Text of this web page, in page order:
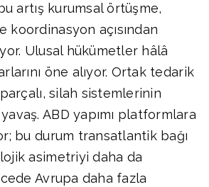
artış kurumsal örtüşme,
koordinasyon açısından
Ulusal hükümetler hâlâ
öne alıyor. Ortak tedarik
parçalı, silah sistemlerinin
ABD yapımı platformlara
bu durum transatlantik bağı
asimetriyi daha da
Avrupa daha fazla